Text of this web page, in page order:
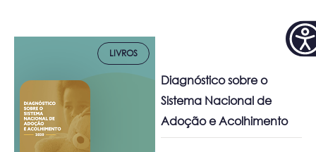
LIVROS
Diagnóstico sobre o
Sistema Nacional de
Adoção e Acolhimento